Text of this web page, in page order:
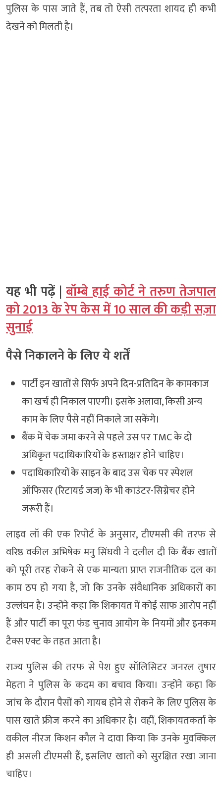
पुलिस के पास जाते हैं, तब तो ऐसी तत्परता शायद ही कभी
देखने को मिलती है।
यह भी पढ़ें | बॉम्बे हाई कोर्ट ने तरुण तेजपाल
को 2013 के रेप केस में 10 साल की कड़ी सज़ा
सुनाई
पैसे निकालने के लिए ये शर्तें
पार्टी इन खातों से सिर्फ अपने दिन-प्रतिदिन के कामकाज
का खर्च ही निकाल पाएगी। इसके अलावा, किसी अन्य
काम के लिए पैसे नहीं निकाले जा सकेंगे।
बैंक में चेक जमा करने से पहले उस पर TMC के दो
अधिकृत पदाधिकारियों के हस्ताक्षर होने चाहिए।
पदाधिकारियों के साइन के बाद उस चेक पर स्पेशल
ऑफिसर (रिटायर्ड जज) के भी काउंटर-सिग्नेचर होने
जरूरी हैं।
लाइव लॉ की एक रिपोर्ट के अनुसार, टीएमसी की तरफ से
वरिष्ठ वकील अभिषेक मनु सिंघवी ने दलील दी कि बैंक खातों
को पूरी तरह रोकने से एक मान्यता प्राप्त राजनीतिक दल का
काम ठप हो गया है, जो कि उनके संवैधानिक अधिकारों का
उल्लंघन है। उन्होंने कहा कि शिकायत में कोई साफ आरोप नहीं
हैं और पार्टी का पूरा फंड चुनाव आयोग के नियमों और इनकम
टैक्स एक्ट के तहत आता है।
राज्य पुलिस की तरफ से पेश हुए सॉलिसिटर जनरल तुषार
मेहता ने पुलिस के कदम का बचाव किया। उन्होंने कहा कि
जांच के दौरान पैसों को गायब होने से रोकने के लिए पुलिस के
पास खाते फ्रीज करने का अधिकार है। वहीं, शिकायतकर्ता के
वकील नीरज किशन कौल ने दावा किया कि उनके मुवक्किल
ही असली टीएमसी हैं, इसलिए खातों को सुरक्षित रखा जाना
चाहिए।